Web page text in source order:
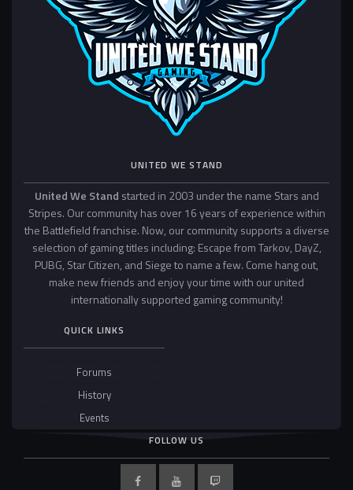
UNITED WE STAND
United We Stand started in 2003 under the name Stars and
Stripes. Our community has over 16 years of experience within
the Battlefield franchise. Now, our community supports a diverse
selection of gaming titles including: Escape from Tarkov, DayZ,
PUBG, Star Citizen, and Siege to name a few. Come hang out,
make new friends and enjoy your time with our united
internationally supported gaming community!
QUICK LINKS
Forums
History
Events
FOLLOW US